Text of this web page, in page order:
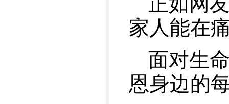
家人能在
面对生
恩身边的